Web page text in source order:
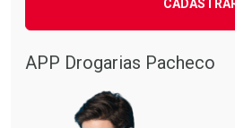
APP Drogarias Pacheco